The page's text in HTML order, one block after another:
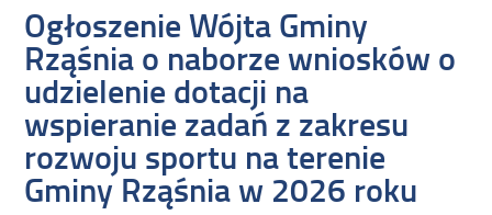
Ogłoszenie Wójta Gminy
Rząśnia o naborze wniosków o
udzielenie dotacji na
wspieranie zadań z zakresu
rozwoju sportu na terenie
Gminy Rząśnia w 2026 roku